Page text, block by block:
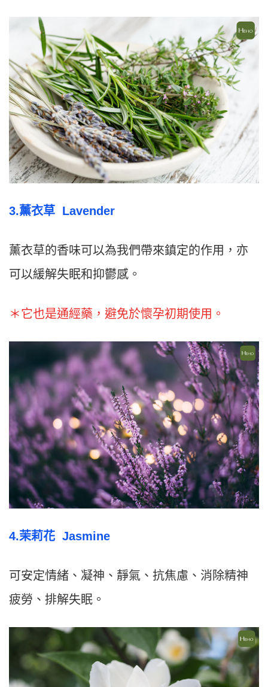
3.薰衣草 Lavender
薰衣草的香味可以為我們帶來鎮定的作用，亦
可以緩解失眠和抑鬱感。
＊它也是通經藥，避免於懷孕初期使用。
4.茉莉花 Jasmine
可安定情緒、凝神、靜氣、抗焦慮、消除精神
疲勞、排解失眠。